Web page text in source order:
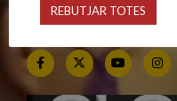
SEGUEIX-NOS
REBUTJAR TOTES